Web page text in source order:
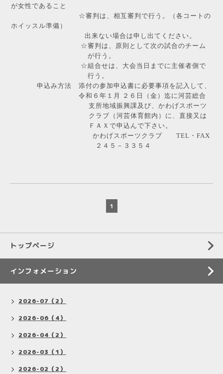
が女性であること
☆審判は、相互審判で行う。（各コートの
ホイッスル準備）
出来ない場合は申し出てください。
☆審判は、原則として次の試合のチーム
が行う。
☆組合せは、大会当日までに主催者側で
行う。
申込み方法 添付の参加申込書に必要事項を記入して、
令和６年１月 ２６日（金）迄に河芸総合
支所地域振興課及び、かわげスポーツ
クラブ（河芸体育館内）に、直接又は
ＦＡＸで申込んで下さい。
かわげスポーツクラブ TEL ・ FAX
２４５－３３５４
1
トップページ
インフォメーション
2026-07（2）
2026-06（4）
2026-04（2）
2026-03（1）
2026-02（2）